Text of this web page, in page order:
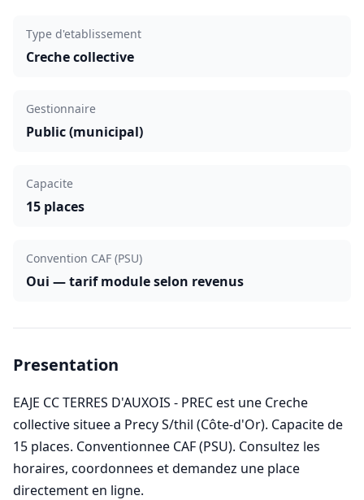
Type d'etablissement
Creche collective
Gestionnaire
Public (municipal)
Capacite
15 places
Convention CAF (PSU)
Oui — tarif module selon revenus
Presentation
EAJE CC TERRES D'AUXOIS - PREC est une Creche
collective situee a Precy S/thil (Côte-d'Or). Capacite de
15 places. Conventionnee CAF (PSU). Consultez les
horaires, coordonnees et demandez une place
directement en ligne.